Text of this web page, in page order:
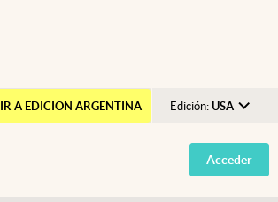
IR A EDICIÓN ARGENTINA Edición: USA
Argentina
España
Acceder